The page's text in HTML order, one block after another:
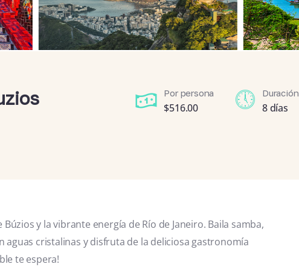
Por persona
$516.00
Duración
8 días
y la vibrante energía de Río de Janeiro. Baila samba,
aguas cristalinas y disfruta de la deliciosa gastronomía
te espera!